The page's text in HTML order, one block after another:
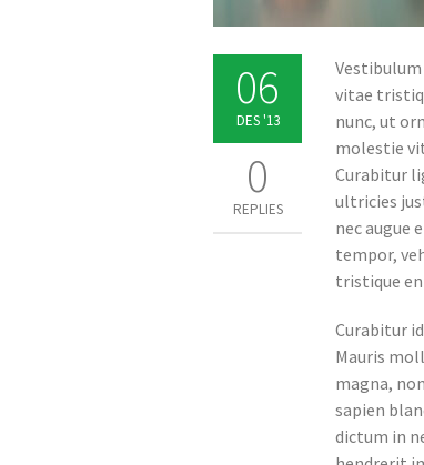
06
DES '13
0
REPLIES
vitae
nunc, ut
molestie
Curabitur
ultricies
nec augue
tempor,
tristique
Curabitur
Mauris
magna,
sapien
dictum in